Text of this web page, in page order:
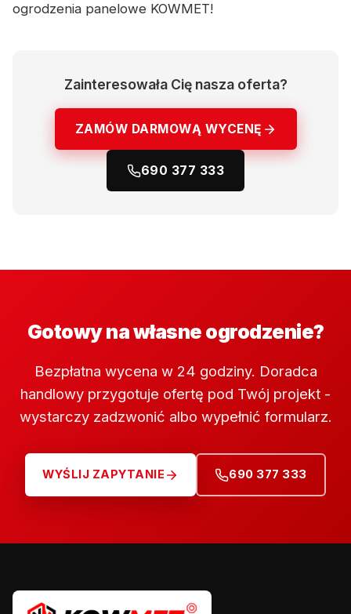
ogrodzenia panelowe KOWMET!
Zainteresowała Cię nasza oferta?
ZAMÓW DARMOWĄ WYCENĘ
690 377 333
Gotowy na własne ogrodzenie?
Bezpłatna wycena w 24 godziny. Doradca
handlowy przygotuje ofertę pod Twój projekt -
wystarczy zadzwonić albo wypełnić formularz.
WYŚLIJ ZAPYTANIE 690 377 333